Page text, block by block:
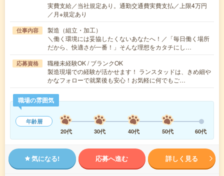
実費支給／当社規定あり。通勤交通費実費支払／上限4万円
／月※規定あり
仕事内容
製造（組立・加工）
＼働く環境には妥協したくないあなたへ！／「毎日働く場所
だから、快適さが一番！」そんな理想をカタチにし…
応募資格
職種未経験OK / ブランクOK
製造現場での経験が活かせます！ ランスタッドは、きめ細や
かなフォローで就業後も安心！お気軽に何でもご…
職場の雰囲気
年齢層
20代
30代 40代 50代 60代
気になる! 応募へ進む 詳しく見る